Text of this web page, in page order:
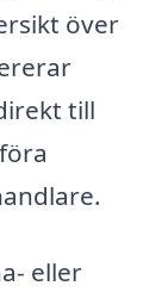
över
till
eller